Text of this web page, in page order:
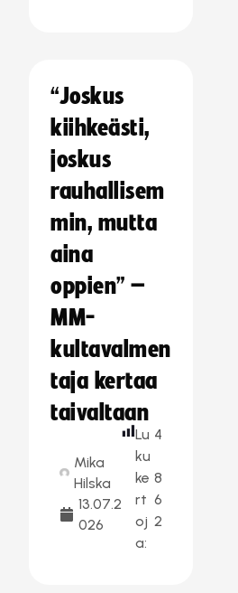
“Joskus
kiihkeästi,
joskus
rauhallisem
min, mutta
aina
oppien” –
MM-
kultavalmen
taja kertaa
taivaltaan
Mika
Hilska
13.07.2
026
Lu
ku
ke
rt
oj
a:
4
8
6
2